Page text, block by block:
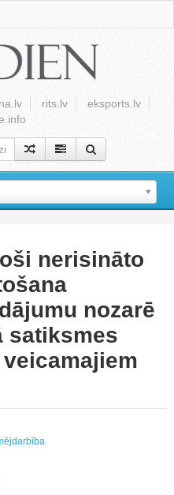
rits.lv
eksports.lv
nerisināto
nozarē
satiksmes